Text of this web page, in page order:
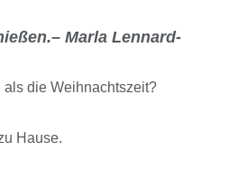
Marla Lennard-
die Weihnachtszeit?
Hause.